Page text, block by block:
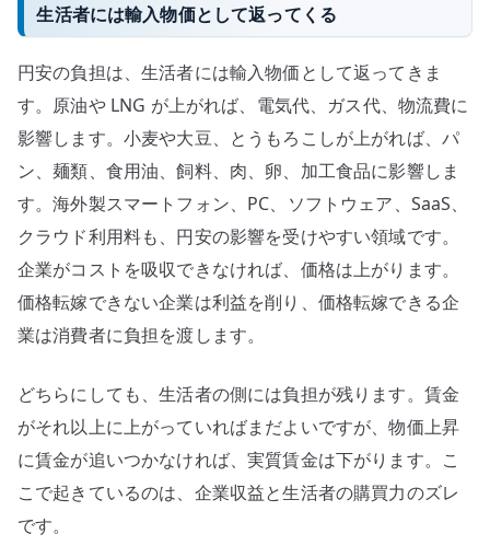
生活者には輸入物価として返ってくる
円安の負担は、生活者には輸入物価として返ってきま
す。原油や LNG が上がれば、電気代、ガス代、物流費に
影響します。小麦や大豆、とうもろこしが上がれば、パ
ン、麺類、食用油、飼料、肉、卵、加工食品に影響しま
す。海外製スマートフォン、PC、ソフトウェア、SaaS、
クラウド利用料も、円安の影響を受けやすい領域です。
企業がコストを吸収できなければ、価格は上がります。
価格転嫁できない企業は利益を削り、価格転嫁できる企
業は消費者に負担を渡します。
どちらにしても、生活者の側には負担が残ります。賃金
がそれ以上に上がっていればまだよいですが、物価上昇
に賃金が追いつかなければ、実質賃金は下がります。こ
こで起きているのは、企業収益と生活者の購買力のズレ
です。